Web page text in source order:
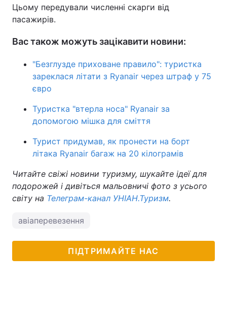
Цьому передували численні скарги від
пасажирів.
Вас також можуть зацікавити новини:
"Безглузде приховане правило": туристка
зареклася літати з Ryanair через штраф у 75
євро
Туристка "втерла носа" Ryanair за
допомогою мішка для сміття
Турист придумав, як пронести на борт
літака Ryanair багаж на 20 кілограмів
Читайте свіжі новини туризму, шукайте ідеї для
подорожей і дивіться мальовничі фото з усього
світу на Телеграм-канал УНІАН.Туризм.
авіаперевезення
ПІДТРИМАЙТЕ НАС